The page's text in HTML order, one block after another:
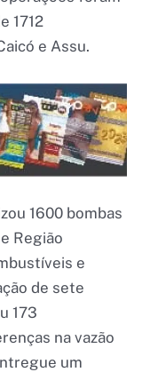
1712
e Assu.
1600 bombas
Região
e
de sete
173
na vazão
um